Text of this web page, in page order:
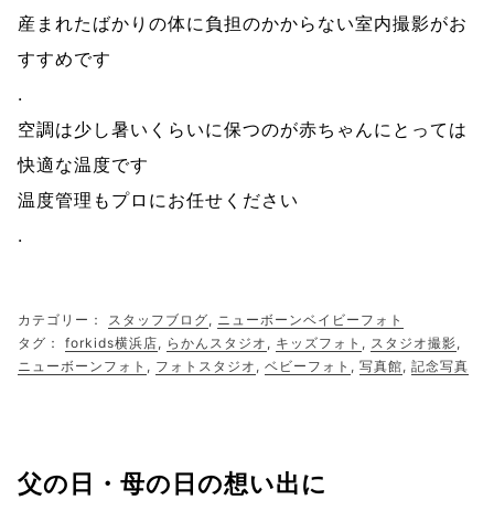
産まれたばかりの体に負担のかからない室内撮影がお
すすめです
.
空調は少し暑いくらいに保つのが赤ちゃんにとっては
快適な温度です
温度管理もプロにお任せください
.
カテゴリー： スタッフブログ, ニューボーンベイビーフォト
タグ： forkids横浜店, らかんスタジオ , キッズフォト , スタジオ撮影,
ニューボーンフォト , フォトスタジオ , ベビーフォト , 写真館, 記念写真
父の日・母の日の想い出に